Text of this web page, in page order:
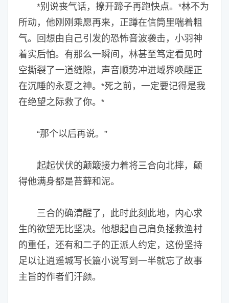
*别说丧气话，撩开蹄子再跑快点。 *林不为
所动，他刚刚乘愿再来，正蹲在信筒里喘着粗
气。回想由自己引发的恐怖音波袭击，小羽神
着实后怕。有那么一瞬间，林甚至笃定看见时
空撕裂了一道缝隙，声音顺势冲进域界唤醒正
在沉睡的永夏之神。 *死之前，一定要记得是我
在绝望之际救了你。 *
“那个以后再说。”
起起伏伏的颠簸接力着将三合向北摔，颠
得他满身都是苔藓和泥。
三合的确清醒了，此时此刻此地，内心求
生的欲望无比坚决。他想起自己肩负拯救渔村
的重任，还有和二子的正派人约定，这份坚持
足以让逍遥城写长篇小说写到一半就忘了故事
主旨的作者们汗颜。